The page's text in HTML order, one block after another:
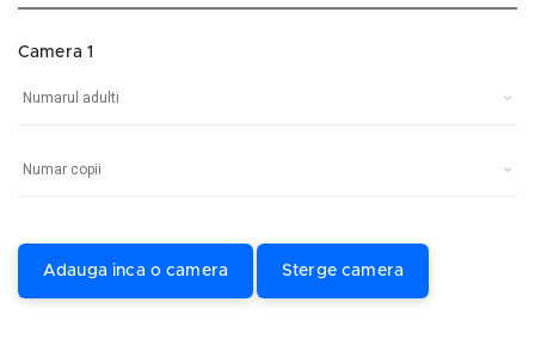
Camera 1
Adauga inca o camera Sterge camera